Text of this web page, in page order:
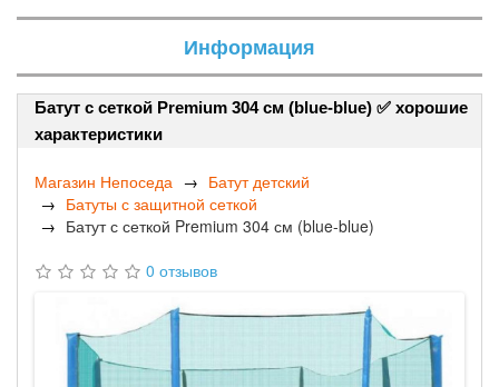
Информация
Батут с сеткой Premium 304 см (blue-blue) ✅ хорошие
характеристики
Магазин Непоседа
Батут детский
Батуты с защитной сеткой
Батут с сеткой Premium 304 см (blue-blue)
0 отзывов